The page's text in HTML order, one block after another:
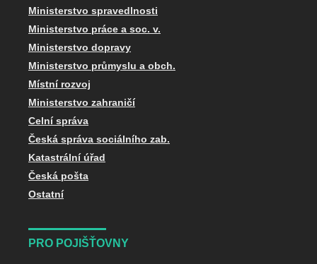
Ministerstvo spravedlnosti
Ministerstvo práce a soc. v.
Ministerstvo dopravy
Ministerstvo průmyslu a obch.
Místní rozvoj
Ministerstvo zahraničí
Celní správa
Česká správa sociálního zab.
Katastrální úřad
Česká pošta
Ostatní
PRO POJIŠŤOVNY